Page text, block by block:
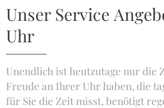
Unser Service
Uhr
Unendlich ist heutzutage nur die
Freude an Ihrer Uhr haben, die
für Sie die Zeit misst, benötigt